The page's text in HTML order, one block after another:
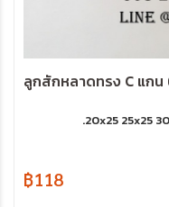
ลูกสักหลาดทรง C แกน
.20x25 25x25
฿118